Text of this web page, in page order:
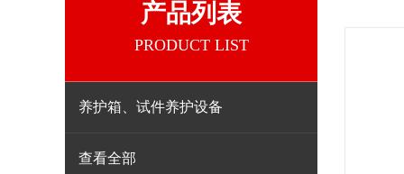
产品列表
PRODUCT LIST
养护箱、试件养护设备
查看全部